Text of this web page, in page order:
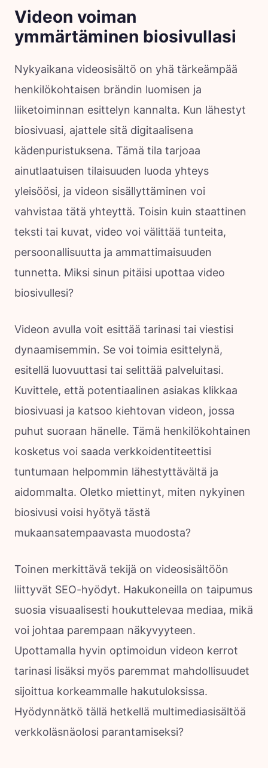
Videon voiman
ymmärtäminen biosivullasi
Nykyaikana videosisältö on yhä tärkeämpää
henkilökohtaisen brändin luomisen ja
liiketoiminnan esittelyn kannalta. Kun lähestyt
biosivuasi, ajattele sitä digitaalisena
kädenpuristuksena. Tämä tila tarjoaa
ainutlaatuisen tilaisuuden luoda yhteys
yleisöösi, ja videon sisällyttäminen voi
vahvistaa tätä yhteyttä. Toisin kuin staattinen
teksti tai kuvat, video voi välittää tunteita,
persoonallisuutta ja ammattimaisuuden
tunnetta. Miksi sinun pitäisi upottaa video
biosivullesi?
Videon avulla voit esittää tarinasi tai viestisi
dynaamisemmin. Se voi toimia esittelynä,
esitellä luovuuttasi tai selittää palveluitasi.
Kuvittele, että potentiaalinen asiakas klikkaa
biosivuasi ja katsoo kiehtovan videon, jossa
puhut suoraan hänelle. Tämä henkilökohtainen
kosketus voi saada verkkoidentiteettisi
tuntumaan helpommin lähestyttävältä ja
aidommalta. Oletko miettinyt, miten nykyinen
biosivusi voisi hyötyä tästä
mukaansatempaavasta muodosta?
Toinen merkittävä tekijä on videosisältöön
liittyvät SEO-hyödyt. Hakukoneilla on taipumus
suosia visuaalisesti houkuttelevaa mediaa, mikä
voi johtaa parempaan näkyvyyteen.
Upottamalla hyvin optimoidun videon kerrot
tarinasi lisäksi myös paremmat mahdollisuudet
sijoittua korkeammalle hakutuloksissa.
Hyödynnätkö tällä hetkellä multimediasisältöä
verkkoläsnäolosi parantamiseksi?